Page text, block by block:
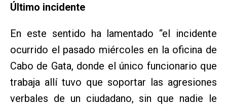
Último incidente
En este sentido ha lamentado “el incidente
ocurrido el pasado miércoles en la oficina de
Cabo de Gata, donde el único funcionario que
trabaja allí tuvo que soportar las agresiones
verbales de un ciudadano, sin que nadie le